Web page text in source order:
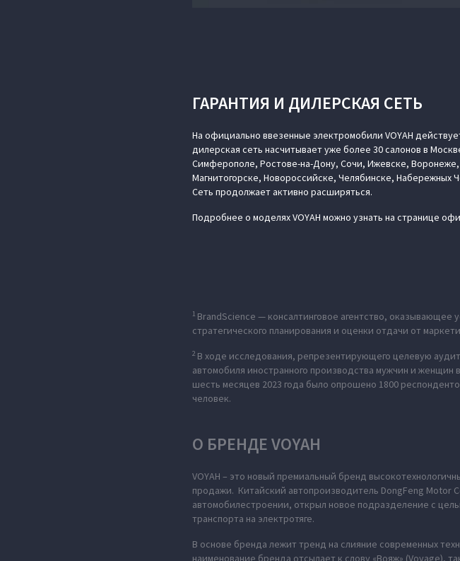
ГАРАНТИЯ И ДИЛЕРСКАЯ СЕТЬ
На официально ввезенные электромобили VOYAH
дилерская сеть насчитывает уже более 30 салонов в
Симферополе, Ростове-на-Дону, Сочи, Ижевске,
Магнитогорске, Новороссийске, Челябинске, Набережных
Сеть продолжает активно расширяться.
Подробнее о моделях VOYAH можно узнать на странице
1 BrandScience — консалтинговое агентство, оказывающее
стратегического планирования и оценки отдачи от
2 В ходе исследования, репрезентирующего целевую
автомобиля иностранного производства мужчин и
шесть месяцев 2023 года было опрошено 1800
человек.
О БРЕНДЕ VOYAH
VOYAH – это новый премиальный бренд
продажи. Китайский автопроизводитель DongFeng Motor
автомобилестроении, открыл новое подразделение с
транспорта на электротяге.
В основе бренда лежит тренд на слияние современных
наименование бренда отсылает к слову «Вояж» (Voyage),